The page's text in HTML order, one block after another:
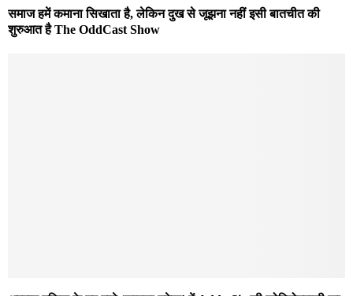
समाज हमें कमाना सिखाता है, लेकिन दुख से जूझना नहीं इसी बातचीत की
शुरुआत है The OddCast Show